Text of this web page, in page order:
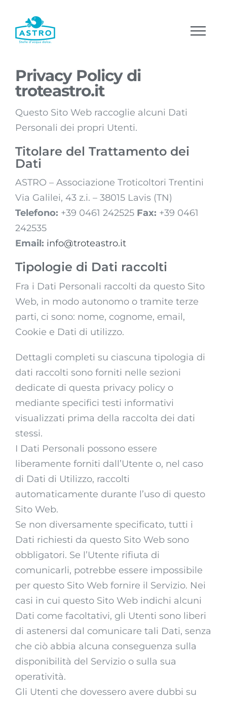
contenuto
Privacy Policy di
troteastro.it
Questo Sito Web raccoglie alcuni Dati
Personali dei propri Utenti.
Titolare del Trattamento dei
Dati
ASTRO – Associazione Troticoltori Trentini
Via Galilei, 43 z.i. – 38015 Lavis (TN)
Telefono: +39 0461 242525 Fax: +39 0461
242535
Email: info@troteastro.it
Tipologie di Dati raccolti
Fra i Dati Personali raccolti da questo Sito
Web, in modo autonomo o tramite terze
parti, ci sono: nome, cognome, email,
Cookie e Dati di utilizzo.
Dettagli completi su ciascuna tipologia di
dati raccolti sono forniti nelle sezioni
dedicate di questa privacy policy o
mediante specifici testi informativi
visualizzati prima della raccolta dei dati
stessi.
I Dati Personali possono essere
liberamente forniti dall’Utente o, nel caso
di Dati di Utilizzo, raccolti
automaticamente durante l’uso di questo
Sito Web.
Se non diversamente specificato, tutti i
Dati richiesti da questo Sito Web sono
obbligatori. Se l’Utente rifiuta di
comunicarli, potrebbe essere impossibile
per questo Sito Web fornire il Servizio. Nei
casi in cui questo Sito Web indichi alcuni
Dati come facoltativi, gli Utenti sono liberi
di astenersi dal comunicare tali Dati, senza
che ciò abbia alcuna conseguenza sulla
disponibilità del Servizio o sulla sua
operatività.
Gli Utenti che dovessero avere dubbi su